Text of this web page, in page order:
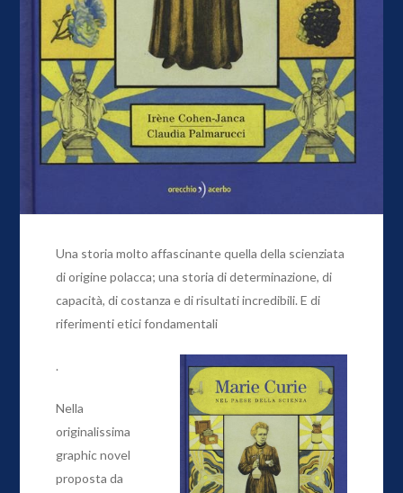
Una storia molto affascinante quella della scienziata
di origine polacca; una storia di determinazione, di
capacità, di costanza e di risultati incredibili. E di
riferimenti etici fondamentali
.
Nella
originalissima
graphic novel
proposta da